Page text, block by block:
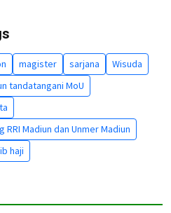
magister sarjana
Wisuda
tandatangani MoU
Madiun dan Unmer Madiun
haji